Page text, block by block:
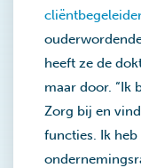
heeft ze de
maar door. “Ik
Zorg bij en
functies. Ik